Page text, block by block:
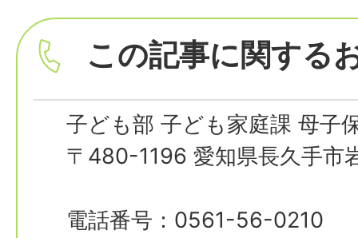
この記事に関する
子ども部 子ども家庭課 母子
〒480-1196 愛知県長久手市
電話番号：0561-56-0210